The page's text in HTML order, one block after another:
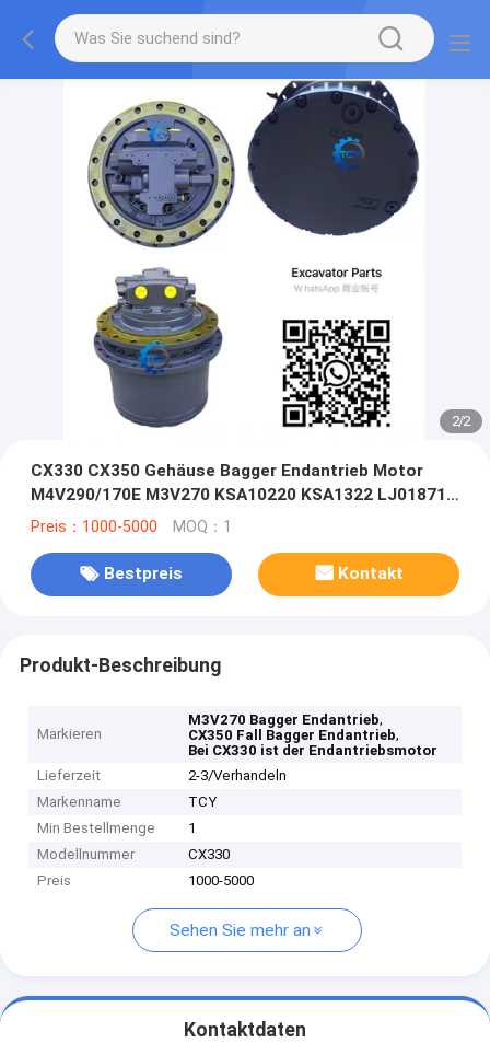
2/2
CX330 CX350 Gehäuse Bagger Endantrieb Motor
M4V290/170E M3V270 KSA10220 KSA1322 LJ018710
LJ013790
Preis：1000-5000 MOQ：1
Bestpreis Kontakt
Produkt-Beschreibung
Markieren
M3V270 Bagger Endantrieb,
CX350 Fall Bagger Endantrieb,
Bei CX330 ist der Endantriebsmotor
Lieferzeit
2-3/Verhandeln
Markenname
TCY
Min Bestellmenge
1
Modellnummer
CX330
Preis
1000-5000
Sehen Sie mehr an
Kontaktdaten